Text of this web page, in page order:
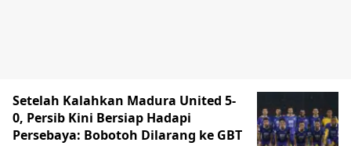
Setelah Kalahkan Madura United 5-
0, Persib Kini Bersiap Hadapi
Persebaya: Bobotoh Dilarang ke GBT